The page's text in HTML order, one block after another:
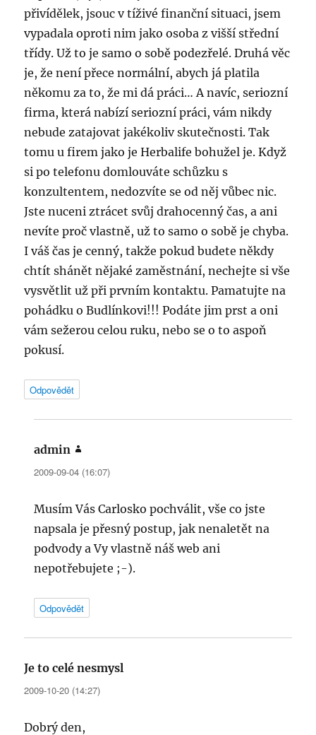
přivídělek, jsouc v tíživé finanční situaci, jsem
vypadala oproti nim jako osoba z višší střední
třídy. Už to je samo o sobě podezřelé. Druhá věc
je, že není přece normální, abych já platila
někomu za to, že mi dá práci… A navíc, seriozní
firma, která nabízí seriozní práci, vám nikdy
nebude zatajovat jakékoliv skutečnosti. Tak
tomu u firem jako je Herbalife bohužel je. Když
si po telefonu domlouváte schůzku s
konzultentem, nedozvíte se od něj vůbec nic.
Jste nuceni ztrácet svůj drahocenný čas, a ani
nevíte proč vlastně, už to samo o sobě je chyba.
I váš čas je cenný, takže pokud budete někdy
chtít shánět nějaké zaměstnání, nechejte si vše
vysvětlit už při prvním kontaktu. Pamatujte na
pohádku o Budlínkovi!!! Podáte jim prst a oni
vám sežerou celou ruku, nebo se o to aspoň
pokusí.
Odpovědět
admin
2009-09-04 (16:07)
Musím Vás Carlosko pochválit, vše co jste
napsala je přesný postup, jak nenaletět na
podvody a Vy vlastně náš web ani
nepotřebujete ;-).
Odpovědět
Je to celé nesmysl
2009-10-20 (14:27)
Dobrý den,